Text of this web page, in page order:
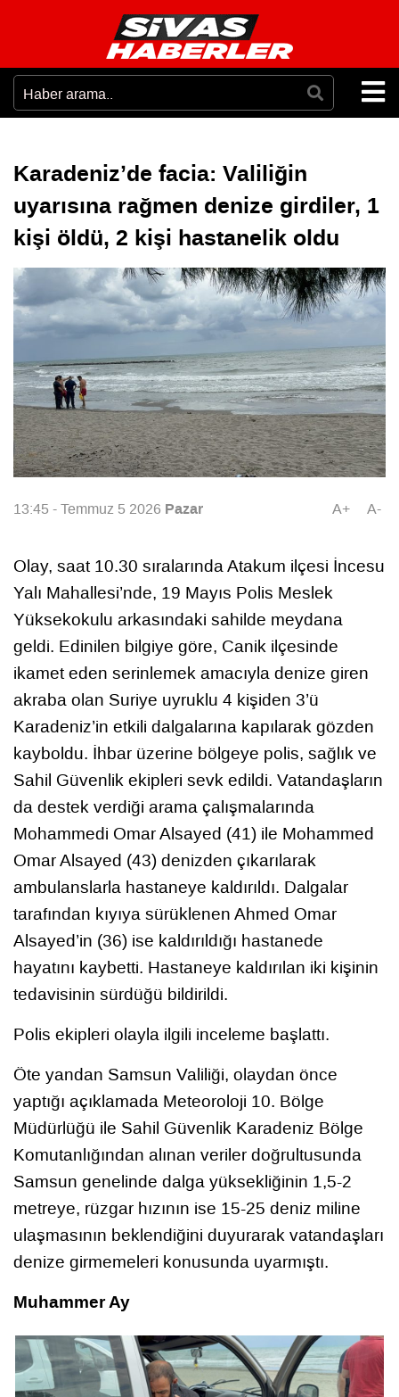
Karadeniz’de facia: Valiliğin
uyarısına rağmen denize girdiler, 1
kişi öldü, 2 kişi hastanelik oldu
13:45 - Temmuz 5 2026 Pazar A+ A-
Olay, saat 10.30 sıralarında Atakum ilçesi İncesu
Yalı Mahallesi’nde, 19 Mayıs Polis Meslek
Yüksekokulu arkasındaki sahilde meydana
geldi. Edinilen bilgiye göre, Canik ilçesinde
ikamet eden serinlemek amacıyla denize giren
akraba olan Suriye uyruklu 4 kişiden 3’ü
Karadeniz’in etkili dalgalarına kapılarak gözden
kayboldu. İhbar üzerine bölgeye polis, sağlık ve
Sahil Güvenlik ekipleri sevk edildi. Vatandaşların
da destek verdiği arama çalışmalarında
Mohammedi Omar Alsayed (41) ile Mohammed
Omar Alsayed (43) denizden çıkarılarak
ambulanslarla hastaneye kaldırıldı. Dalgalar
tarafından kıyıya sürüklenen Ahmed Omar
Alsayed’in (36) ise kaldırıldığı hastanede
hayatını kaybetti. Hastaneye kaldırılan iki kişinin
tedavisinin sürdüğü bildirildi.
Polis ekipleri olayla ilgili inceleme başlattı.
Öte yandan Samsun Valiliği, olaydan önce
yaptığı açıklamada Meteoroloji 10. Bölge
Müdürlüğü ile Sahil Güvenlik Karadeniz Bölge
Komutanlığından alınan veriler doğrultusunda
Samsun genelinde dalga yüksekliğinin 1,5-2
metreye, rüzgar hızının ise 15-25 deniz miline
ulaşmasının beklendiğini duyurarak vatandaşları
denize girmemeleri konusunda uyarmıştı.
Muhammer Ay